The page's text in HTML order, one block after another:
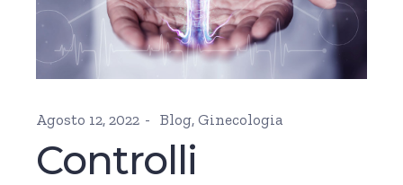
Agosto 12, 2022 Blog,Ginecologia
Controlli